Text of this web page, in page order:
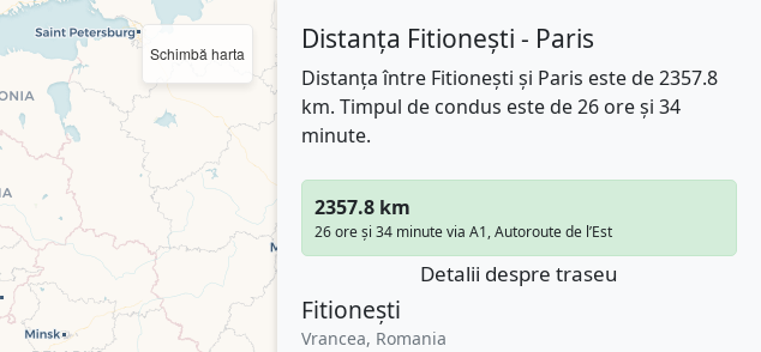
Schimbă harta Distanța Fitionești - Paris
Distanța între Fitionești și Paris este de 2357.8
km. Timpul de condus este de 26 ore și 34
minute.
2357.8 km
26 ore și 34 minute via A1, Autoroute de l’Est
Detalii despre traseu
Fitionești
Vrancea, Romania